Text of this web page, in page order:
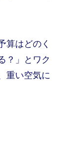
算はどのく
？」とワク
重い空気に